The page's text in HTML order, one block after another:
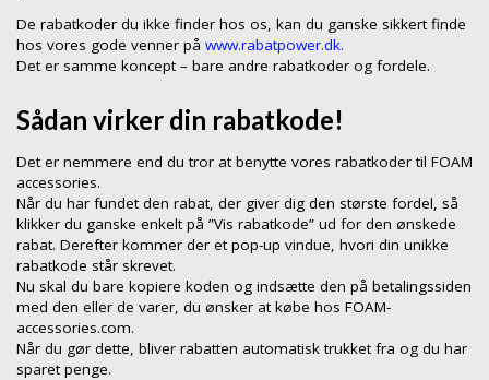
De rabatkoder du ikke finder hos os, kan du ganske sikkert finde
hos vores gode venner på www.rabatpower.dk.
Det er samme koncept – bare andre rabatkoder og fordele.
Sådan virker din rabatkode!
Det er nemmere end du tror at benytte vores rabatkoder til FOAM
accessories.
Når du har fundet den rabat, der giver dig den største fordel, så
klikker du ganske enkelt på ”Vis rabatkode” ud for den ønskede
rabat. Derefter kommer der et pop-up vindue, hvori din unikke
rabatkode står skrevet.
Nu skal du bare kopiere koden og indsætte den på betalingssiden
med den eller de varer, du ønsker at købe hos FOAM-
accessories.com.
Når du gør dette, bliver rabatten automatisk trukket fra og du har
sparet penge.